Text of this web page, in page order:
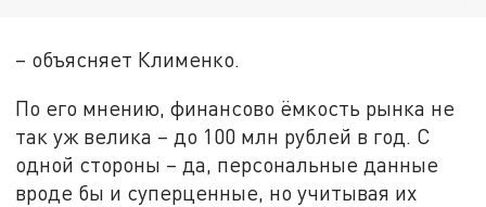
– объясняет Клименко.
По его мнению, финансово ёмкость рынка не
так уж велика – до 100 млн рублей в год. С
одной стороны – да, персональные данные
вроде бы и суперценные, но учитывая их